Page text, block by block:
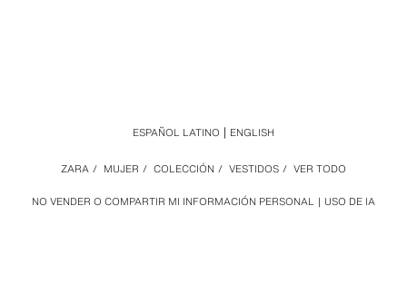
NO VENDER O COMPARTIR MI INFORMACIÓN PERSONAL USO DE IA
ZARA / MUJER / COLECCIÓN / VESTIDOS / VER TODO
ESPAÑOL LATINO ENGLISH